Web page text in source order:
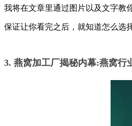
我将在文章里通过图片以及文字教
保证让你看完之后，就知道怎么选
3. 燕窝加工厂揭秘内幕:燕窝行